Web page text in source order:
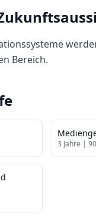
Bereich.
3 Jahre |